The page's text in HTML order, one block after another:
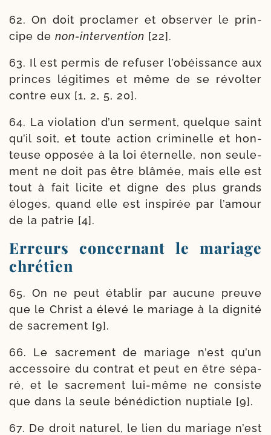
62. On doit pro­cla­mer et obser­ver le prin­
cipe de non-​intervention [22].
63. Il est per­mis de refu­ser l’o­béis­sance aux
princes légi­times et même de se révol­ter
contre eux [1, 2, 5, 20].
64. La vio­la­tion d’un ser­ment, quelque saint
qu’il soit, et toute action cri­mi­nelle et hon­
teuse oppo­sée à la loi éter­nelle, non seule­
ment ne doit pas être blâ­mée, mais elle est
tout à fait licite et digne des plus grands
éloges, quand elle est ins­pi­rée par l’a­mour
de la patrie [4].
Erreurs concernant le mariage
chrétien
65. On ne peut éta­blir par aucune preuve
que le Christ a éle­vé le mariage à la digni­té
de sacre­ment [9].
66. Le sacre­ment de mariage n’est qu’un
acces­soire du contrat et peut en être sépa­
ré, et le sacre­ment lui-​même ne consiste
que dans la seule béné­dic­tion nup­tiale [9].
67. De droit natu­rel, le lien du mariage n’est